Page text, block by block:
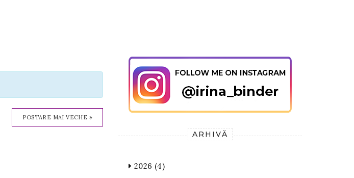
POSTARE MAI VECHE »
ARHIVĂ
2026 (4)